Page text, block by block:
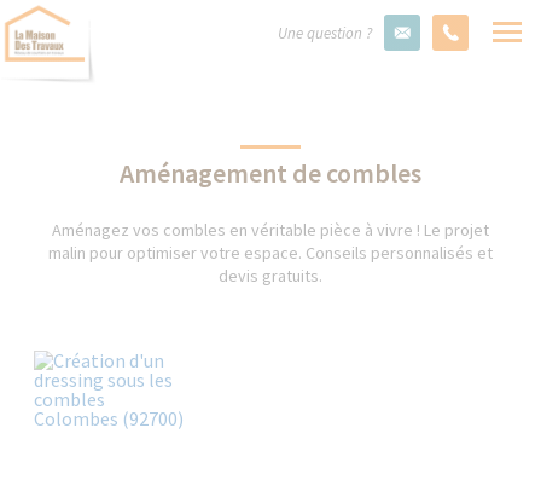
Une question ?
Aménagement de combles
Aménagez vos combles en véritable pièce à vivre ! Le projet
malin pour optimiser votre espace. Conseils personnalisés et
devis gratuits.